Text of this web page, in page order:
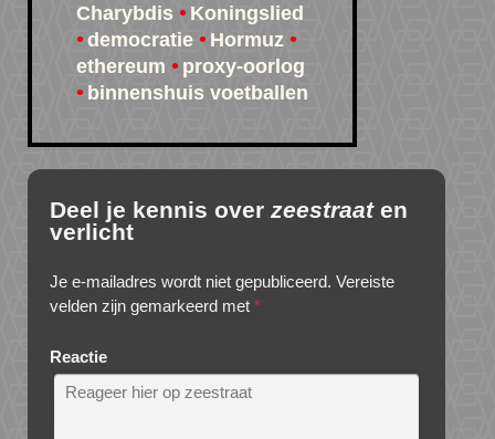
Charybdis
Koningslied
democratie
Hormuz
ethereum
proxy-oorlog
binnenshuis voetballen
Deel je kennis over zeestraaten
verlicht
Je e-mailadres wordt niet gepubliceerd. Vereiste
velden zijn gemarkeerd met *
Reactie